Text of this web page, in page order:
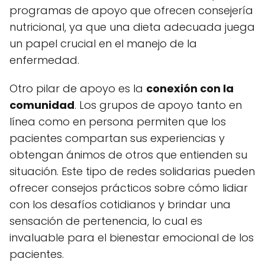
programas de apoyo que ofrecen consejería
nutricional, ya que una dieta adecuada juega
un papel crucial en el manejo de la
enfermedad.
Otro pilar de apoyo es la conexión con la
comunidad. Los grupos de apoyo tanto en
línea como en persona permiten que los
pacientes compartan sus experiencias y
obtengan ánimos de otros que entienden su
situación. Este tipo de redes solidarias pueden
ofrecer consejos prácticos sobre cómo lidiar
con los desafíos cotidianos y brindar una
sensación de pertenencia, lo cual es
invaluable para el bienestar emocional de los
pacientes.